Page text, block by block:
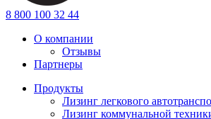
8 800 100 32 44
О компании
Отзывы
Партнеры
Продукты
Лизинг легкового
Лизинг коммунальной